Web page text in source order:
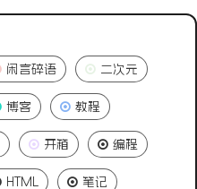
闲言碎语 二次元
博客 教程
开箱 编程
HTML 笔记